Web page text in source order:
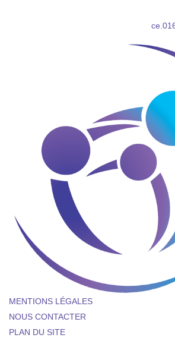
MENTIONS LÉGALES
NOUS CONTACTER
PLAN DU SITE